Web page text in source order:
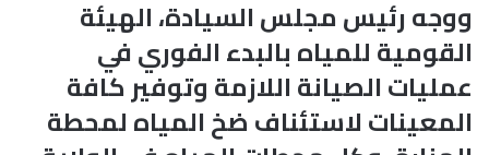
​ووجه رئيس مجلس السيادة، الهيئة
القومية للمياه بالبدء الفوري في
عمليات الصيانة اللازمة وتوفير كافة
المعينات لاستئناف ضخ المياه لمحطة